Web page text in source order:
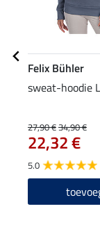
Felix Bühler
sweat-hoodie
27,90 €34,90 €
22,32 €
5.0